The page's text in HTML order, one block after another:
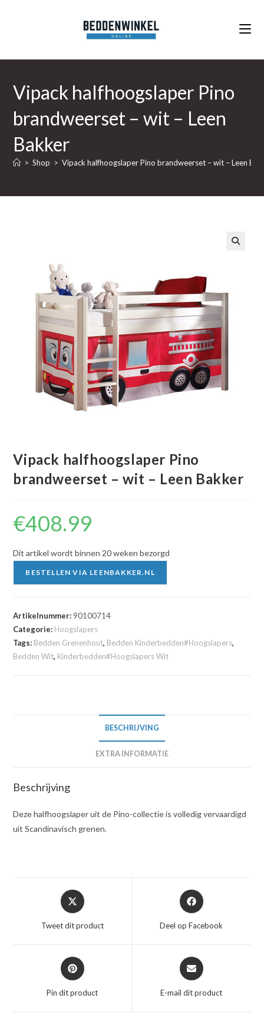
Vipack halfhoogslaper Pino
brandweerset – wit – Leen
Bakker
> Shop > Vipack halfhoogslaper Pino brandweerset – wit – Leen
Vipack halfhoogslaper Pino
brandweerset – wit – Leen Bakker
€408.99
Dit artikel wordt binnen 20 weken bezorgd
BESTELLEN VIA LEENBAKKER.NL
Artikelnummer: 90100714
Categorie: Hoogslapers
Tags: Bedden Grenenhout, Bedden Kinderbedden#Hoogslapers,
Bedden Wit, Kinderbedden#Hoogslapers Wit
BESCHRIJVING
EXTRA INFORMATIE
Beschrijving
Deze halfhoogslaper uit de Pino-collectie is volledig vervaardigd
uit Scandinavisch grenen.
Opent
in
nieuw
Tweet dit product
Opent
in
nieuw
Deel op Facebook
Opent
in
nieuw
Pin dit product
Opent
in
nieuw
E-mail dit product